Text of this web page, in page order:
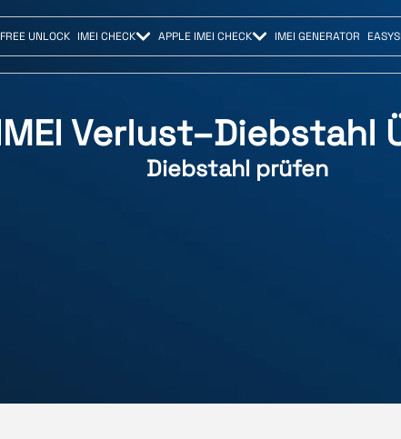
FREE UNLOCK IMEI CHECK APPLE IMEI CHECK IMEI GENERATOR
Verlust–Diebstahl
Diebstahl prüfen